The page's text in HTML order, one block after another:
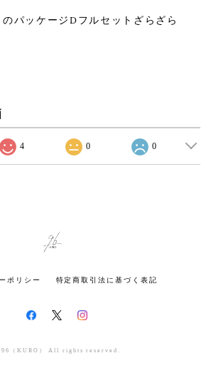
パッケージDフルセットざらざら
4 0 0
ポリシー 特定商取引法に基づく表記
（KURO） All rights reserved.